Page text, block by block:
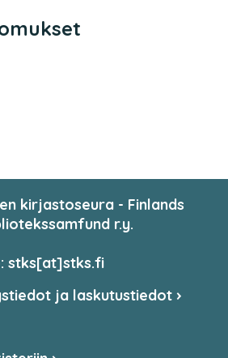
kirjastoseura - Finlands
r.y.
stks[at]stks.fi
ja laskutustiedot